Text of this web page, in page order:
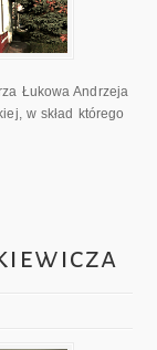
Łukowa Andrzeja
w skład którego